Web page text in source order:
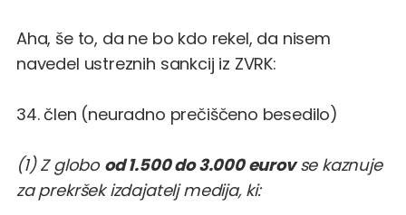
Aha, še to, da ne bo kdo rekel, da nisem
navedel ustreznih sankcij iz ZVRK:
34. člen (neuradno prečiščeno besedilo)
(1) Z globo od 1.500 do 3.000 eurovse kaznuje
za prekršek izdajatelj medija, ki: